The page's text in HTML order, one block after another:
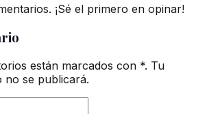
¡Sé el primero en opinar!
están marcados con *. Tu
no se publicará.